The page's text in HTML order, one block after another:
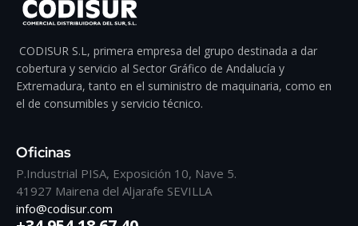
CODISUR S.L, primera empresa del grupo destinada a dar
cobertura y servicio al Sector Gráfico de Andalucía y
Extremadura, tanto en el suministro de maquinaria, como en
el de consumibles y servicio técnico.
Oficinas
P.Industrial PISA, Exposición 10, Nave 5.
41927 Mairena del Aljarafe SEVILLA
info@codisur.com